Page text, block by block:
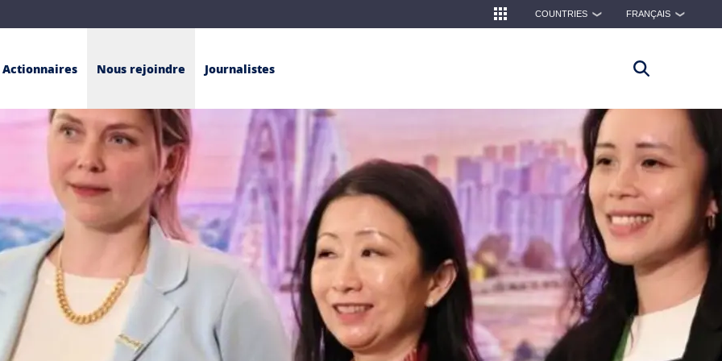
COUNTRIES ❯ FRANÇAIS ❯
Actionnaires Nous rejoindre Journalistes